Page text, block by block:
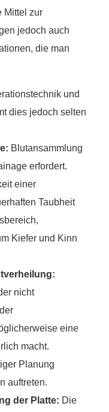
Mittel zur
jedoch auch
die man
und
dies jedoch selten
Blutansammlung
erfordert.
einer
Taubheit
Kiefer und Kinn
nicht
eine
macht.
Planung
auftreten.
der Platte: Die